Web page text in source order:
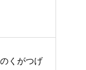
くがつげ